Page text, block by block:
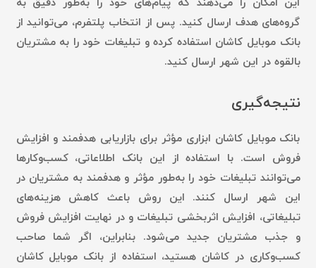
این امکان را می‌دهند که پیام‌های خود را به‌طور دقیق به
گروه‌های هدف ارسال کنید. پس از انتخاب پلتفرم، می‌توانید از
بانک موبایل کاشان استفاده کرده و تبلیغات خود را به مشتریان
بالقوه در این شهر ارسال کنید.
نتیجه‌گیری
بانک موبایل کاشان ابزاری مؤثر برای بازاریابی هدفمند و افزایش
فروش است. با استفاده از این بانک اطلاعاتی، کسب‌وکارها
می‌توانند تبلیغات خود را به‌طور مؤثر و هدفمند به مشتریان در
این شهر ارسال کنند. این روش باعث کاهش هزینه‌های
تبلیغاتی، افزایش اثربخشی تبلیغات و در نهایت افزایش فروش
و جذب مشتریان جدید می‌شود. بنابراین، اگر شما صاحب
کسب‌وکاری در کاشان هستید، استفاده از بانک موبایل کاشان